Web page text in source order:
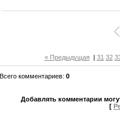
« Предыдущая | 31 32
Всего комментариев:0
Добавлять комментарии
[